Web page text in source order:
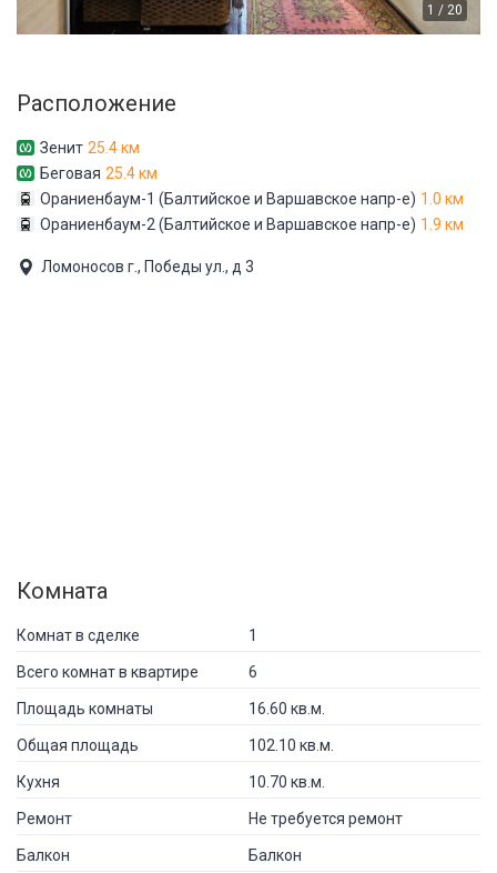
1 / 20
Расположение
Зенит 25.4 км
Беговая 25.4 км
Ораниенбаум-1 (Балтийское и Варшавское напр-е) 1.0 км
Ораниенбаум-2 (Балтийское и Варшавское напр-е) 1.9 км
Ломоносов г., Победы ул., д 3
Комната
Комнат в сделке 1
Всего комнат в квартире 6
Площадь комнаты 16.60 кв.м.
Общая площадь 102.10 кв.м.
Кухня 10.70 кв.м.
Ремонт Не требуется ремонт
Балкон Балкон